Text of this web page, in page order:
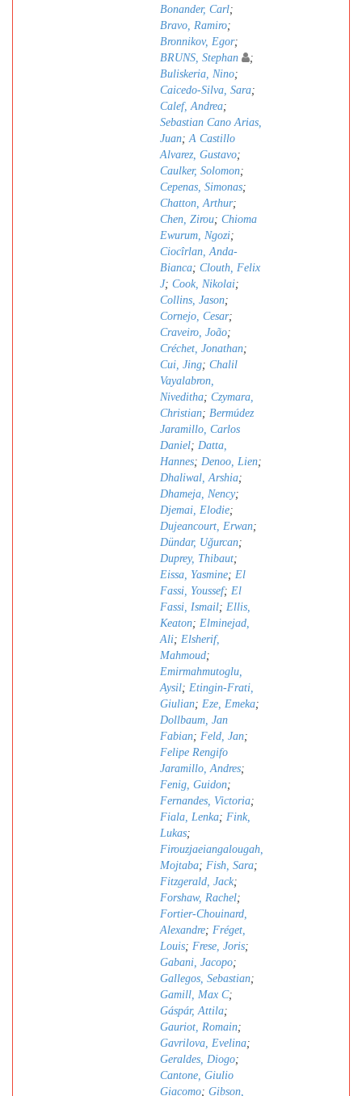
Bonander, Carl;
Bravo, Ramiro;
Bronnikov, Egor;
BRUNS, Stephan
;
Buliskeria, Nino;
Caicedo-Silva, Sara;
Calef, Andrea;
Sebastian Cano Arias,
Juan;A Castillo
Alvarez, Gustavo;
Caulker, Solomon;
Cepenas, Simonas;
Chatton, Arthur;
Chen, Zirou; Chioma
Ewurum, Ngozi;
Ciocîrlan, Anda-
Bianca; Clouth, Felix
J; Cook, Nikolai;
Collins, Jason;
Cornejo, Cesar;
Craveiro, João;
Créchet, Jonathan;
Cui, Jing; Chalil
Vayalabron,
Niveditha; Czymara,
Christian; Bermúdez
Jaramillo, Carlos
Daniel; Datta,
Hannes; Denoo, Lien;
Dhaliwal, Arshia;
Dhameja, Nency;
Djemai, Elodie;
Dujeancourt, Erwan;
Dündar, Uǧurcan;
Duprey, Thibaut;
Eissa, Yasmine; El
Fassi, Youssef; El
Fassi, Ismail; Ellis,
Keaton; Elminejad,
Ali; Elsherif,
Mahmoud;
Emirmahmutoglu,
Aysil; Etingin-Frati,
Giulian; Eze, Emeka;
Dollbaum, Jan
Fabian; Feld, Jan;
Felipe Rengifo
Jaramillo, Andres;
Fenig, Guidon;
Fernandes, Victoria;
Fiala, Lenka; Fink,
Lukas;
Firouzjaeiangalougah,
Mojtaba; Fish, Sara;
Fitzgerald, Jack;
Forshaw, Rachel;
Fortier-Chouinard,
Alexandre; Fréget,
Louis; Frese, Joris;
Gabani, Jacopo;
Gallegos, Sebastian;
Gamill, Max C;
Gáspár, Attila;
Gauriot, Romain;
Gavrilova, Evelina;
Geraldes, Diogo;
Cantone, Giulio
Giacomo; Gibson,